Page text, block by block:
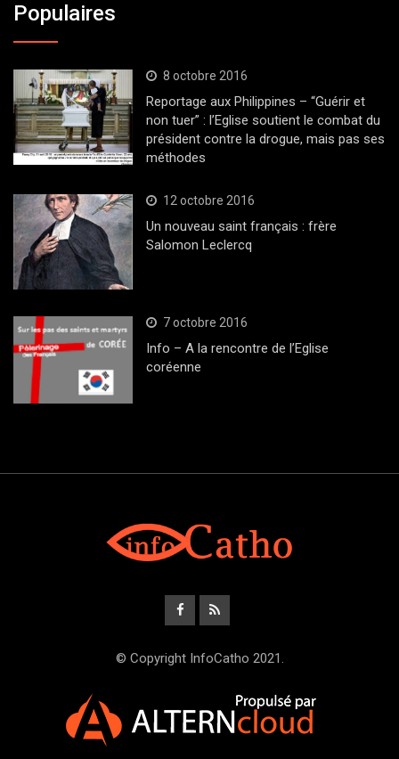
Populaires
8 octobre 2016
Reportage aux Philippines – “Guérir et
non tuer” : l’Eglise soutient le combat du
président contre la drogue, mais pas ses
méthodes
12 octobre 2016
Un nouveau saint français : frère
Salomon Leclercq
7 octobre 2016
Info – A la rencontre de l’Eglise
coréenne
© Copyright InfoCatho 2021.